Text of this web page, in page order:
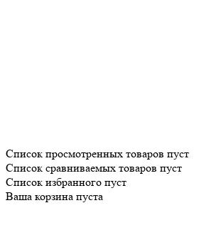
Список просмотренных товаров пуст
Список сравниваемых товаров пуст
Список избранного пуст
Ваша корзина пуста